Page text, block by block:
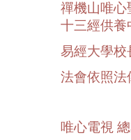
禪機山唯心
十三經供養
易經大學校
法會依照法
唯心電視